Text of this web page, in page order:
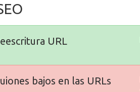
URL
bajos en las URLs